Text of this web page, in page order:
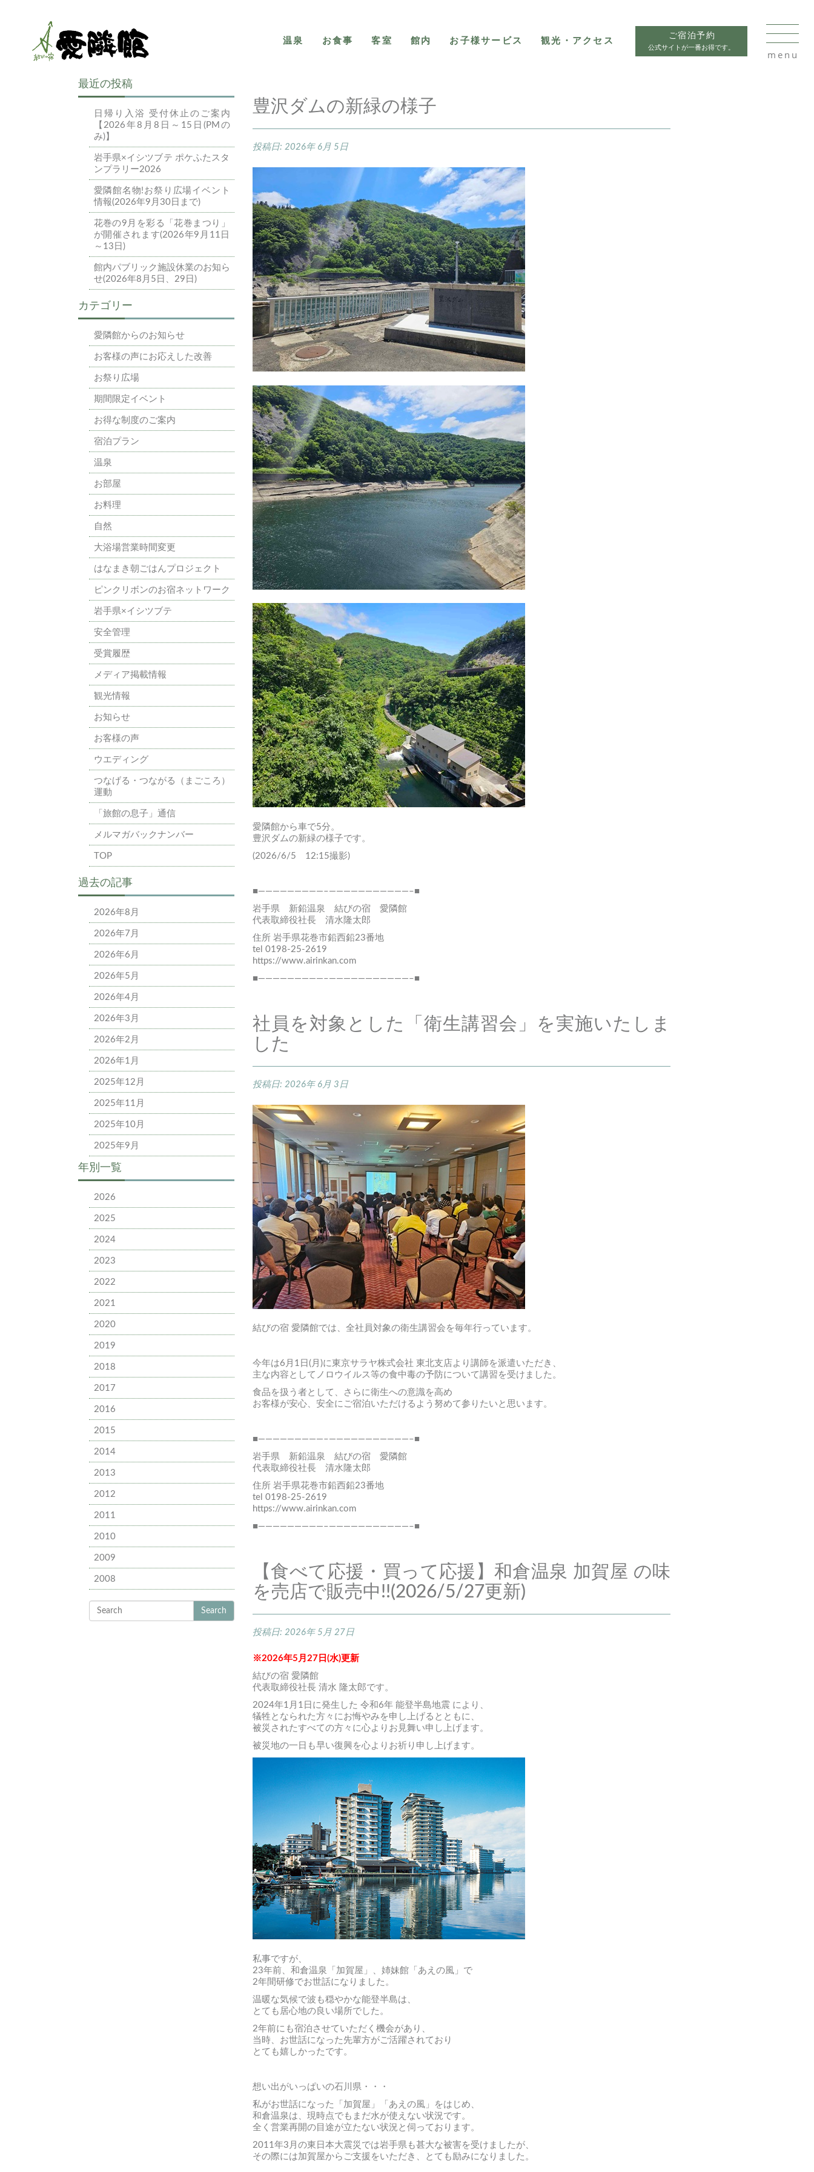
温泉 お食事 客室 館内 お子様サービス 観光・アクセス
ご宿泊予約
公式サイトが一番お得です。
最近の投稿
日帰り入浴 受付休止のご案内
【2026年8月8日～15日(PMの
み)】
岩手県×イシツブテ ポケふたスタ
ンプラリー2026
愛隣館名物!お祭り広場イベント
情報(2026年9月30日まで)
花巻の9月を彩る「花巻まつり」
が開催されます(2026年9月11日
～13日)
館内パブリック施設休業のお知ら
せ(2026年8月5日、29日)
カテゴリー
愛隣館からのお知らせ
お客様の声にお応えした改善
お祭り広場
期間限定イベント
お得な制度のご案内
宿泊プラン
温泉
お部屋
お料理
自然
大浴場営業時間変更
はなまき朝ごはんプロジェクト
ピンクリボンのお宿ネットワーク
岩手県×イシツブテ
安全管理
受賞履歴
メディア掲載情報
観光情報
お知らせ
お客様の声
ウエディング
つなげる・つながる（まごころ）
運動
「旅館の息子」通信
メルマガバックナンバー
TOP
過去の記事
2026年8月
2026年7月
2026年6月
2026年5月
2026年4月
2026年3月
2026年2月
2026年1月
2025年12月
2025年11月
2025年10月
2025年9月
年別一覧
2026
2025
2024
2023
2022
2021
2020
2019
2018
2017
2016
2015
2014
2013
2012
2011
2010
2009
2008
Search
豊沢ダムの新緑の様子
投稿日: 2026年 6月 5日
愛隣館から車で5分。
豊沢ダムの新緑の様子です。
(2026/6/5 12:15撮影)
■—————————–———————————–■
岩手県 新鉛温泉 結びの宿 愛隣館
代表取締役社長 清水隆太郎
住所 岩手県花巻市鉛西鉛23番地
tel 0198-25-2619
https://www.airinkan.com
■—————————–———————————–■
社員を対象とした「衛生講習会」を実施いたしま
した
投稿日: 2026年 6月 3日
結びの宿 愛隣館では、全社員対象の衛生講習会を毎年行っています。
今年は6月1日(月)に東京サラヤ株式会社 東北支店より講師を派遣いただき、
主な内容としてノロウイルス等の食中毒の予防について講習を受けました。
食品を扱う者として、さらに衛生への意識を高め
お客様が安心、安全にご宿泊いただけるよう努めて参りたいと思います。
■—————————–———————————–■
岩手県 新鉛温泉 結びの宿 愛隣館
代表取締役社長 清水隆太郎
住所 岩手県花巻市鉛西鉛23番地
tel 0198-25-2619
https://www.airinkan.com
■—————————–———————————–■
【食べて応援・買って応援】和倉温泉 加賀屋 の味
を売店で販売中!!(2026/5/27更新)
投稿日: 2026年 5月 27日
※2026年5月27日(水)更新
結びの宿 愛隣館
代表取締役社長 清水 隆太郎です。
2024年1月1日に発生した 令和6年 能登半島地震 により、
犠牲となられた方々にお悔やみを申し上げるとともに、
被災されたすべての方々に心よりお見舞い申し上げます。
被災地の一日も早い復興を心よりお祈り申し上げます。
私事ですが、
23年前、和倉温泉「加賀屋」、姉妹館「あえの風」で
2年間研修でお世話になりました。
温暖な気候で波も穏やかな能登半島は、
とても居心地の良い場所でした。
2年前にも宿泊させていただく機会があり、
当時、お世話になった先輩方がご活躍されており
とても嬉しかったです。
想い出がいっぱいの石川県・・・
私がお世話になった「加賀屋」「あえの風」をはじめ、
和倉温泉は、現時点でもまだ水が使えない状況です。
全く営業再開の目途が立たない状況と伺っております。
2011年3月の東日本大震災では岩手県も甚大な被害を受けましたが、
その際には加賀屋からご支援をいただき、とても励みになりました。